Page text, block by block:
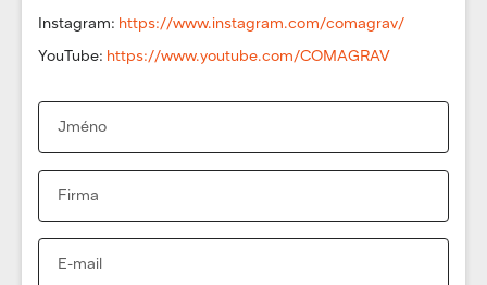
Instagram: https://www.instagram.com/comagrav/
YouTube: https://www.youtube.com/COMAGRAV